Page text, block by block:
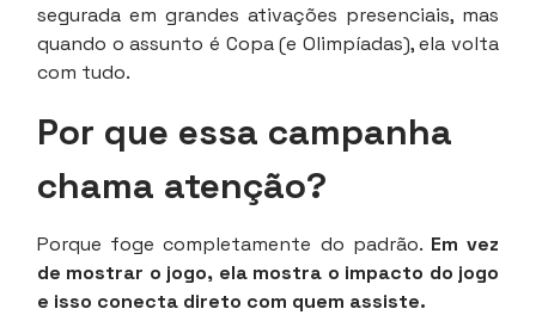
segurada em grandes ativações presenciais, mas
quando o assunto é Copa (e Olimpíadas), ela volta
com tudo.
Por que essa campanha
chama atenção?
Porque foge completamente do padrão. Em vez
de mostrar o jogo, ela mostra o impacto do jogo
e isso conecta direto com quem assiste.